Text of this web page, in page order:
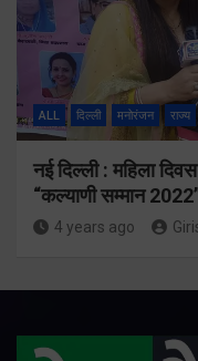
ALL दिल्ली मनोरंजन राज्य
नई दिल्ली : महिला
“कल्याणी सम्मान
4 years ago